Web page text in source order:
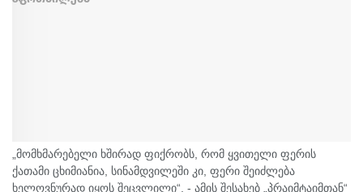
„მომხმარებელი ხშირად ფიქრობს, რომ ყვითელი ფერის
ქათამი ცხიმიანია, სინამდვილეში კი, ფერი შეიძლება
ხელოვნურად იყოს შეცვლილი“, - ამის შესახებ „პრაიმტაიმთან“